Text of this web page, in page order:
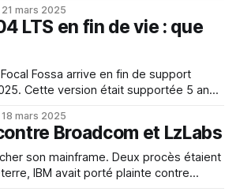
les caméras d'une Tesla en
elles ? Résultat : la voiture fonce
21 mars 2025
LTS en fin de vie : que
Fossa arrive en fin de support
Cette version était supportée 5 ans
étendre le support ou migrer.
Plusieurs solutions : * migrer vers la dernière version de la
18 mars 2025
Broadcom et LzLabs
son mainframe. Deux procès étaient
IBM avait porté plainte contre